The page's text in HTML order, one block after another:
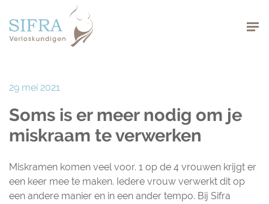
29 mei 2021
Soms is er meer nodig om je
miskraam te verwerken
Miskramen komen veel voor. 1 op de 4 vrouwen krijgt er
een keer mee te maken. Iedere vrouw verwerkt dit op
een andere manier en in een ander tempo. Bij Sifra